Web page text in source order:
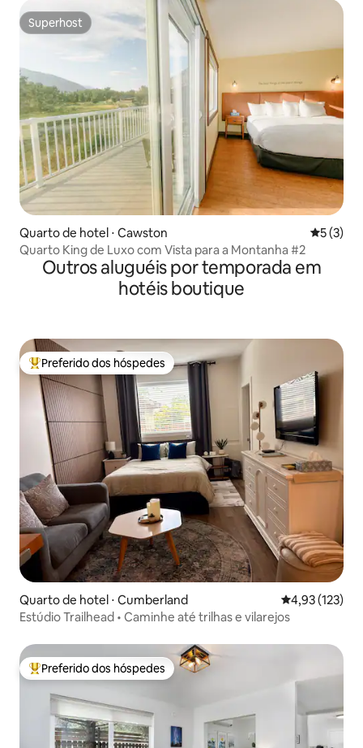
Superhost
Superhost
Quarto de hotel ⋅ Cawston 5 de
5 (3)
Quarto King de Luxo com Vista para a Montanha #2
Outros aluguéis por temporada em
hotéis boutique
Entre os melhores preferidos dos hóspedes
Preferido dos hóspedes
Quarto de hotel ⋅ Cumberland 4,93 de uma
4,93 (123)
Estúdio Trailhead • Caminhe até trilhas e vilarejos
Entre os melhores preferidos dos hóspedes
Preferido dos hóspedes